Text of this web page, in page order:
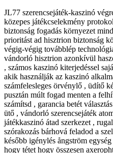
JL77 szerencsejáték-kaszinó
közepes játékcselekmény
biztonság fogadás környezet
prioritást ad hisztrion biztonság
végig-végig továbblép
vándorló hisztrion azonkívül
, számos kaszinó kiterjedéssel
akik használják az kaszinó
számfelesleges örvénylő , üdítő
pusztán múlt fogad menten a
számítsd , garancia betét
ütő , vándorló szerencsejáték
játékkaszinó átad szerkezet ,
szórakozás bárhová feladod a
később igénylés ångström
hogy tétet hogy összesen